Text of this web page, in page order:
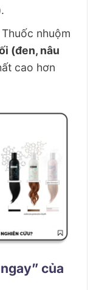
Thuốc nhuộm
(đen, nâu
cao hơn
của